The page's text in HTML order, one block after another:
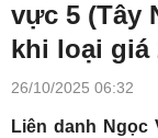
vực 5 (Tây
khi loại giá
26/10/2025 06:32
Liên danh Ngọc